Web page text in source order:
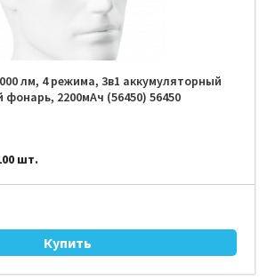
лм, 4 режима, 3в1 аккумуляторный
2200мАч (56450) 56450
шт.